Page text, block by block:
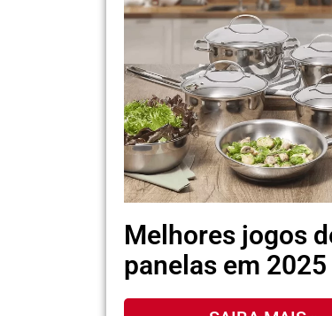
Melhores jogos
panelas em 2025